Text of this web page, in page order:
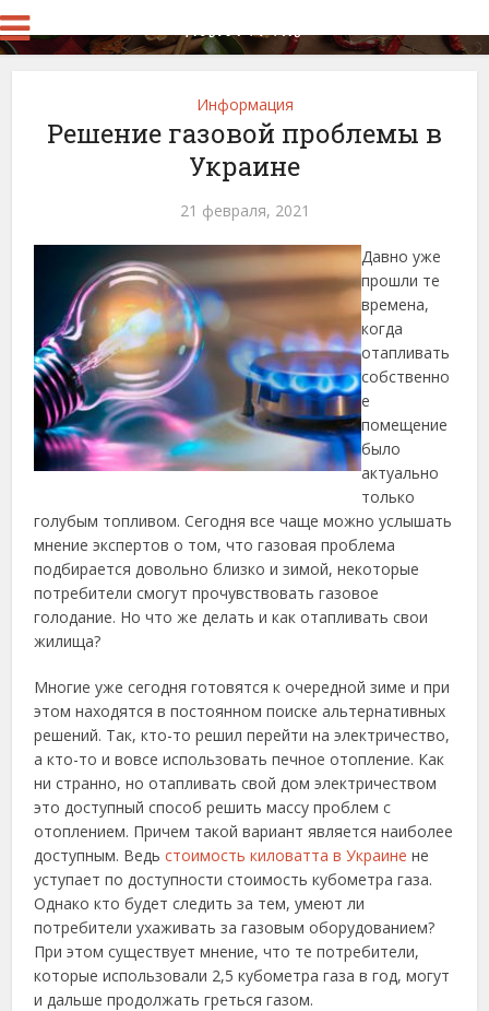
Информация
Решение газовой проблемы в
Украине
21 февраля, 2021
Давно уже
прошли те
времена,
когда
отапливать
собственно
е
помещение
было
актуально
только
голубым топливом. Сегодня все чаще можно услышать
мнение экспертов о том, что газовая проблема
подбирается довольно близко и зимой, некоторые
потребители смогут прочувствовать газовое
голодание. Но что же делать и как отапливать свои
жилища?
Многие уже сегодня готовятся к очередной зиме и при
этом находятся в постоянном поиске альтернативных
решений. Так, кто-то решил перейти на электричество,
а кто-то и вовсе использовать печное отопление. Как
ни странно, но отапливать свой дом электричеством
это доступный способ решить массу проблем с
отоплением. Причем такой вариант является наиболее
доступным. Ведьстоимость киловатта в Украине не
уступает по доступности стоимость кубометра газа.
Однако кто будет следить за тем, умеют ли
потребители ухаживать за газовым оборудованием?
При этом существует мнение, что те потребители,
которые использовали 2,5 кубометра газа в год, могут
и дальше продолжать греться газом.